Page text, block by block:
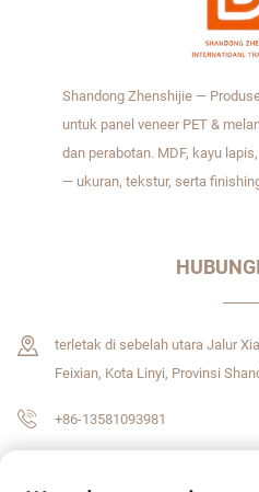
Shandong Zhenshijie —
untuk panel veneer PET &
dan perabotan. MDF, kayu
— ukuran, tekstur, serta
terletak di sebelah utara Jalur
Feixian, Kota Linyi, Provinsi
+86-13581093981